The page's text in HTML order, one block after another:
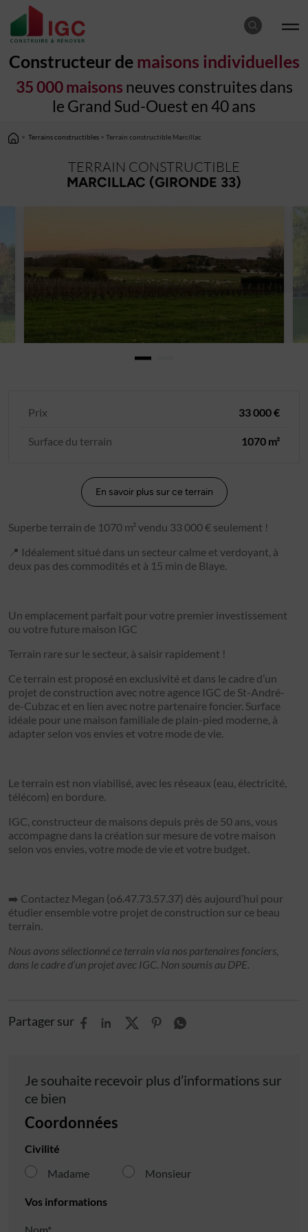
Constructeur de maisons individuelles
35 000 maisons neuves construites dans
le Grand Sud-Ouest en 40 ans
> Terrains constructibles > Terrain constructible Marcillac
TERRAIN CONSTRUCTIBLE
MARCILLAC (GIRONDE 33)
Prix 33 000 €
Surface du terrain 1070 m²
En savoir plus sur ce terrain
Superbe terrain de 1070 m² vendu 33 000 € seulement !
📍 Idéalement situé dans un secteur calme et verdoyant, à
deux pas des commodités et à 15 min de Blaye.
Un emplacement parfait pour votre premier investissement
ou votre future maison IGC
Terrain rare sur le secteur, à saisir rapidement !
Ce terrain est proposé en exclusivité et dans le cadre d’un
projet de construction avec notre agence IGC de St-André-
de-Cubzac et en lien avec notre partenaire foncier. Surface
idéale pour une maison familiale de plain-pied moderne, à
adapter selon vos envies et votre mode de vie.
Le terrain est non viabilisé, avec les réseaux (eau, électricité,
télécom) en bordure.
IGC, constructeur de maisons depuis près de 50 ans, vous
accompagne dans la création sur mesure de votre maison
selon vos envies, votre mode de vie et votre budget.
➡️ Contactez Megan (o6.47.73.57.37) dès aujourd’hui pour
étudier ensemble votre projet de construction sur ce beau
terrain.
Nous avons sélectionné ce terrain via nos partenaires fonciers,
dans le cadre d’un projet avec IGC. Non soumis au DPE.
Partager sur
Je souhaite recevoir plus d’informations sur
ce bien
Coordonnées
Civilité
Madame
Monsieur
Vos informations